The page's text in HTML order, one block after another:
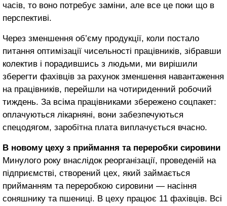
часів, то воно потребує заміни, але все це поки що в
перспективі.
Через зменшення об’єму продукції, коли постало
питання оптимізації чисельності працівників, зібравши
колектив і порадившись з людьми, ми вирішили
зберегти фахівців за рахунок зменшення навантаження
на працівників, перейшли на чотириденний робочий
тиждень. За всіма працівниками збережено соцпакет:
оплачуються лікарняні, вони забезпечуються
спецодягом, заробітна плата виплачується вчасно.
В новому цеху з приймання та переробки сировини
Минулого року внаслідок реорганізації, проведеній на
підприємстві, створений цех, який займається
прийманням та переробкою сировини ― насіння
соняшнику та пшениці. В цеху працює 11 фахівців. Всі